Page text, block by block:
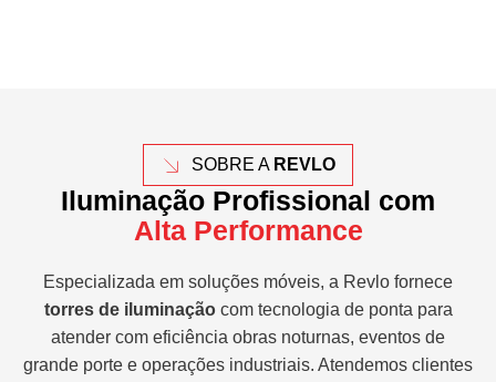
SOBRE A REVLO
Iluminação Profissional com
Alta Performance
Especializada em soluções móveis, a Revlo fornece
torres de iluminaçãocom tecnologia de ponta para
atender com eficiência obras noturnas, eventos de
grande porte e operações industriais. Atendemos clientes